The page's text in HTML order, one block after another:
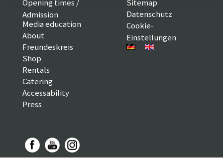
Opening times /
Admission
Media education
About
Freundeskreis
Shop
Rentals
Catering
Accessability
Press
Sitemap
Datenschutz
Cookie-
Einstellungen